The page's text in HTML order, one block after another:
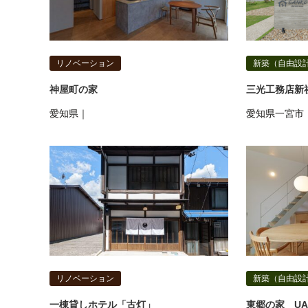
リノベーション
神屋町の家
愛知県｜
新築（自由設
三光工務店
愛知県一宮市
リノベーション
一棟貸しホテル「古灯」
新築（自由設
東郷の家